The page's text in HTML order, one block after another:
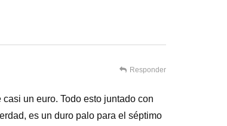
un euro. Todo esto juntado con
es un duro palo para el séptimo
Responder